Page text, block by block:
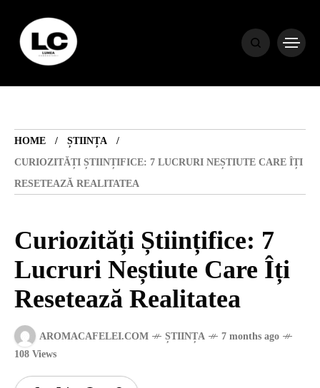
HOME
ȘTIINȚA
CURIOZITĂȚI ȘTIINȚIFICE: 7 LUCRURI NEȘTIUTE CARE ÎȚI
RESETEAZĂ REALITATEA
Curiozități Științifice: 7
Lucruri Neștiute Care Îți
Resetează Realitatea
AROMACAFELEI.COM ȘTIINȚA
7 months ago
108 Views
HOME
BLOG
HOROSCOP
ENGLISH
CONTENT
TRAVEL
SANATATE